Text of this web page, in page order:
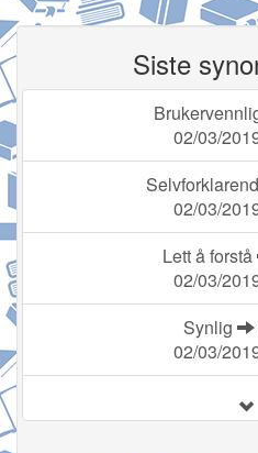
Siste
02/03/
02/03/
Lett å forstå
02/03/
Synlig
02/03/